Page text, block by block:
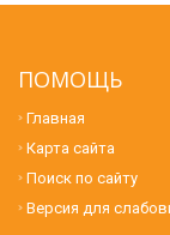
ПОМОЩЬ
Главная
Карта сайта
Поиск по сайту
Версия для